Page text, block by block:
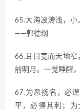
65.大海波涛浅，小
——郭德纲
66.耳目宽而天地窄
前明月。一觉睡醒
67.为恶扬名，必
平，必得其利；